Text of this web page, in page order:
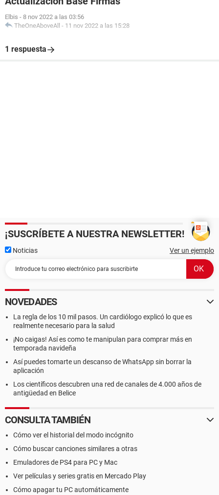
Elbis - 8 nov 2022 a las 03:56
TheOneAboveAll - 11 nov 2022 a las 15:28
1 respuesta
¡SUSCRÍBETE A NUESTRA NEWSLETTER!
Noticias Ver un ejemplo
NOVEDADES
La regla de los 10 mil pasos. Un cardiólogo explicó lo que es
realmente necesario para la salud
¡No caigas! Así es como te manipulan para comprar más en
temporada navideña
Así puedes tomarte un descanso de WhatsApp sin borrar la
aplicación
Los científicos descubren una red de canales de 4.000 años de
antigüedad en Belice
CONSULTA TAMBIÉN
Cómo ver el historial del modo incógnito
Cómo buscar canciones similares a otras
Emuladores de PS4 para PC y Mac
Ver películas y series gratis en Mercado Play
Cómo apagar tu PC automáticamente